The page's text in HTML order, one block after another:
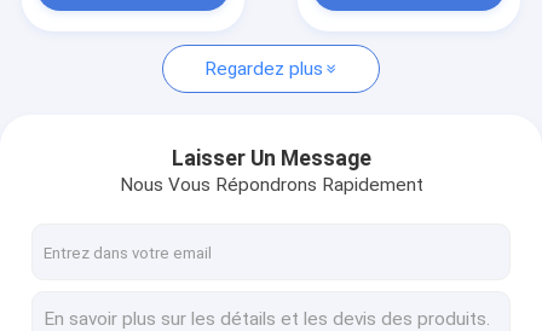
Demandez une citation
Perles magnétiques de polymère
Perles magnétiques d'agarose
Regardez plus
Laisser Un Message
Nous Vous Répondrons Rapidement